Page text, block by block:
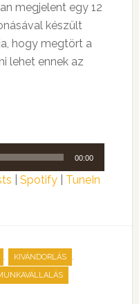
megjelent egy 12
készült
hogy megtört a
lehet ennek az
00:00
Spotify| TuneIn
, KIVÁNDORLÁS ,